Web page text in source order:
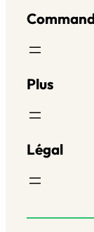
Plus
Légal